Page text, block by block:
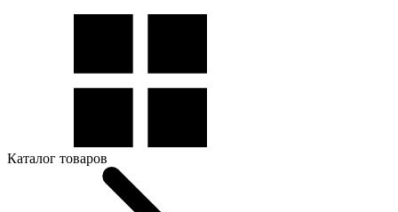
Каталог товаров